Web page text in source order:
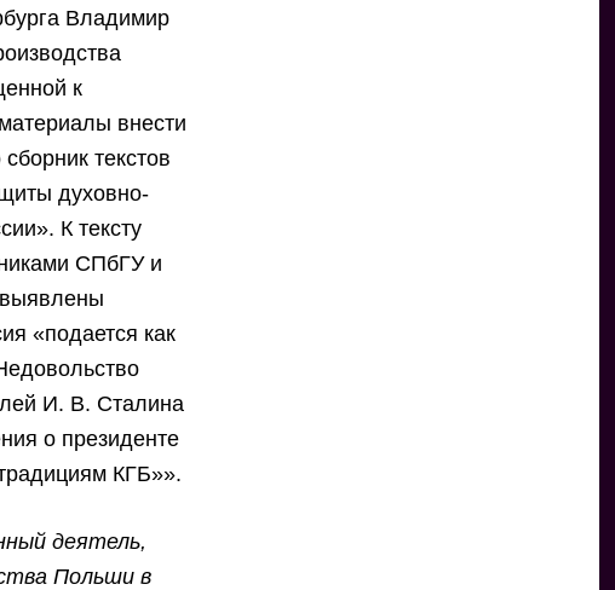
Владимир
к
внести
текстов
духовно-
К тексту
СПбГУ и
«подается как
И. В. Сталина
о президенте
КГБ»».
деятель,
Польши в